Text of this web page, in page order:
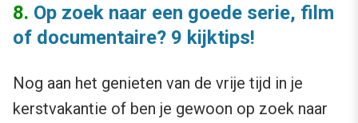
8. Op zoek naar een goede serie, film
of documentaire? 9 kijktips!
Nog aan het genieten van de vrije tijd in je
kerstvakantie of ben je gewoon op zoek naar